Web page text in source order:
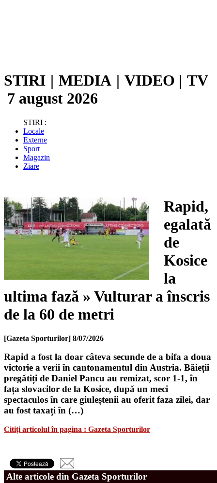
STIRI | MEDIA | VIDEO | TV
7 august 2026
STIRI :
Locale
Externe
Sport
Magazin
Ziare
Rapid,
egalată
de
Kosice
la
ultima fază » Vulturar a înscris
de la 60 de metri
[Gazeta Sporturilor] 8/07/2026
Rapid a fost la doar câteva secunde de a bifa a doua
victorie a verii în cantonamentul din Austria. Băieții
pregătiți de Daniel Pancu au remizat, scor 1-1, în
fața slovacilor de la Kosice, după un meci
spectaculos în care giuleștenii au oferit faza zilei, dar
au fost taxați în (…)
Citiți articolul în pagina : Gazeta Sporturilor
Alte articole din Gazeta Sporturilor